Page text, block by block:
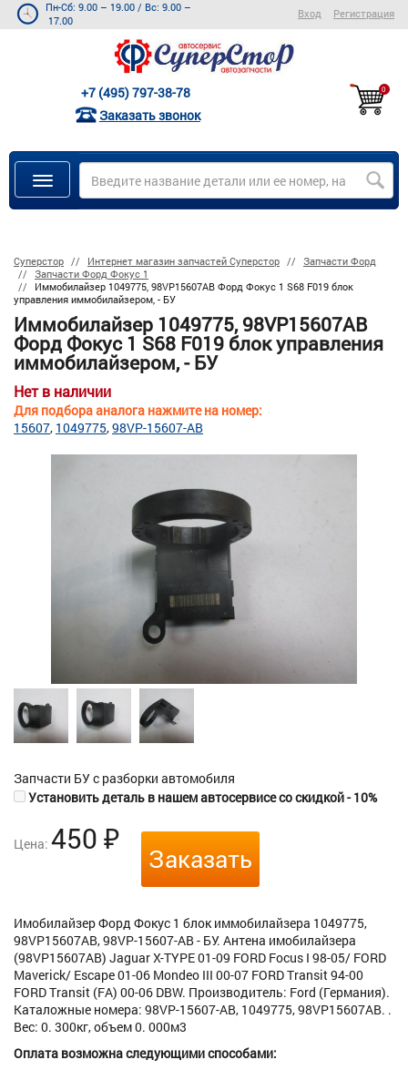
Пн-Сб: 9.00 – 19.00 / Вс: 9.00 –
17.00
Вход Регистрация
+7 (495) 797-38-78
Заказать звонок
0
Суперстор Интернет магазин запчастей Суперстор
Запчасти Форд
Запчасти Форд Фокус 1
Иммобилайзер 1049775, 98VP15607AB Форд Фокус 1 S68 F019 блок
управления иммобилайзером, - БУ
Иммобилайзер 1049775, 98VP15607AB
Форд Фокус 1 S68 F019 блок управления
иммобилайзером, - БУ
Нет в наличии
Для подбора аналога нажмите на номер:
15607 1049775 98VP-15607-AB
Запчасти БУ с разборки автомобиля
Установить деталь в нашем автосервисе со скидкой - 10%
Цена: 450 ₽
Заказать
Имобилайзер Форд Фокус 1 блок иммобилайзера 1049775,
98VP15607AB, 98VP-15607-AB - БУ. Антена имобилайзера
(98VP15607AB) Jaguar X-TYPE 01-09 FORD Focus I 98-05/ FORD
Maverick/ Escape 01-06 Mondeo III 00-07 FORD Transit 94-00
FORD Transit (FA) 00-06 DBW. Производитель: Ford (Германия).
Каталожные номера: 98VP-15607-AB, 1049775, 98VP15607AB. .
Вес: 0. 300кг, объем 0. 000м3
Оплата возможна следующими способами: